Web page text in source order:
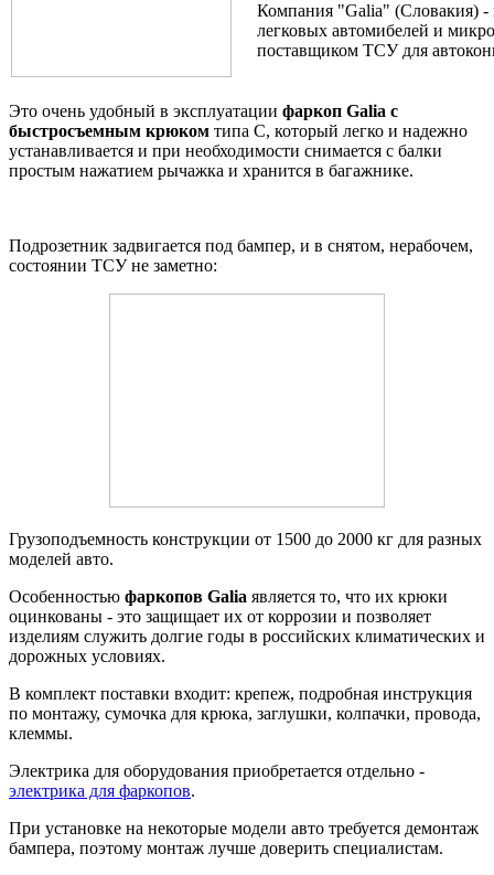
Компания "Galia" (Словакия) -
легковых автомибелей и
поставщиком ТСУ для
Это очень удобный в эксплуатации фаркоп Galia с
быстросъемным крюком типа С, который легко и надежно
устанавливается и при необходимости снимается с балки
простым нажатием рычажка и хранится в багажнике.
Подрозетник задвигается под бампер, и в снятом, нерабочем,
состоянии ТСУ не заметно:
Грузоподъемность конструкции от 1500 до 2000 кг для разных
моделей авто.
Особенностью фаркопов Galia является то, что их крюки
оцинкованы - это защищает их от коррозии и позволяет
изделиям служить долгие годы в российских климатических и
дорожных условиях.
В комплект поставки входит: крепеж, подробная инструкция
по монтажу, сумочка для крюка, заглушки, колпачки, провода,
клеммы.
Электрика для оборудования приобретается отдельно -
электрика для фаркопов.
При установке на некоторые модели авто требуется демонтаж
бампера, поэтому монтаж лучше доверить специалистам.